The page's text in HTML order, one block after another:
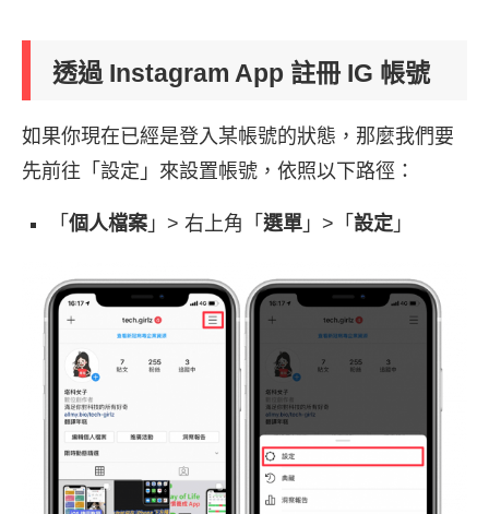
透過 Instagram App 註冊 IG 帳號
如果你現在已經是登入某帳號的狀態，那麼我們要
先前往「設定」來設置帳號，依照以下路徑：
「 個人檔案 」> 右上角「 選單 」>「 設定 」